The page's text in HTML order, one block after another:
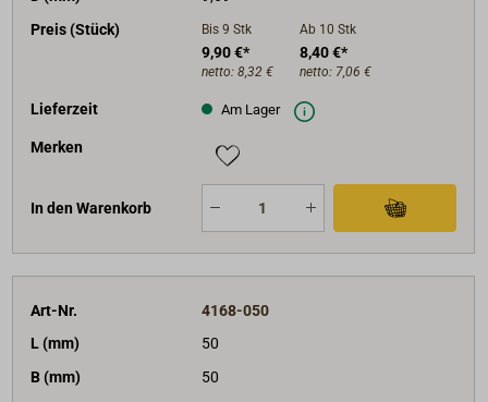
Preis (Stück)
Bis 9 Stk
9,90 €*
netto: 8,32 €
Ab 10 Stk
8,40 €*
netto: 7,06 €
Lieferzeit Am Lager
Merken
In den Warenkorb
Art-Nr.
4168-050
L (mm)
50
B (mm)
50